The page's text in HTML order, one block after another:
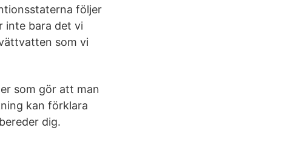
följer
inte bara det vi
som vi
som gör att man
kan förklara
dig.